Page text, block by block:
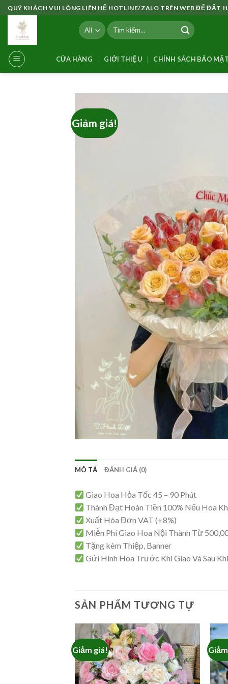
Skip
to
content
QUÝ KHÁCH VUI LÒNG LIÊN HỆ HOTLINE/ZALO TRÊN WEB ĐỂ ĐẶT
Tìm
kiếm:
CỬA HÀNG GIỚI THIỆU CHÍNH SÁCH BẢO MẬT
Giảm giá!
MÔ TẢ ĐÁNH GIÁ (0)
Giao Hoa Hỏa Tốc 45 – 90 Phút
Thành Đạt Hoàn Tiền 100% Nếu Hoa
Xuất Hóa Đơn VAT (+8%)
Miễn Phí Giao Hoa Nội Thành Từ
Tặng kèm Thiệp, Banner
Gửi Hình Hoa Trước Khi Giao Và Sau
SẢN PHẨM TƯƠNG TỰ
Giảm giá!